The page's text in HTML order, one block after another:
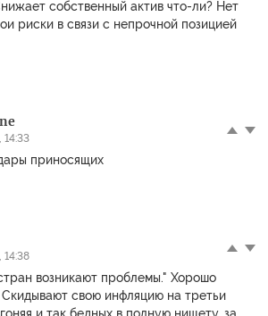
собственный актив что-ли? Нет
риски в связи с непрочной позицией
14:33
приносящих
14:38
возникают проблемы." Хорошо
свою инфляцию на третьи